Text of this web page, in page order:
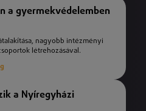
a gyermekvédelemben
nagyobb intézményi
létrehozásával.
a Nyíregyházi